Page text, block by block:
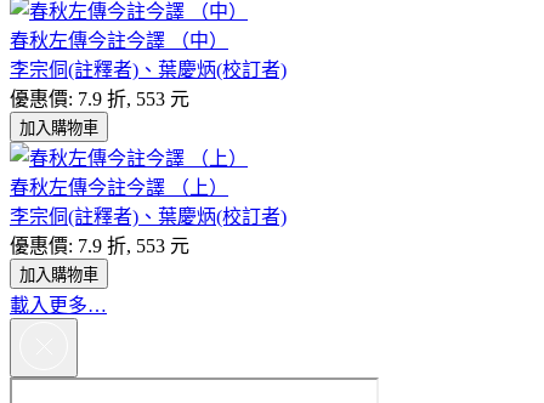
春秋左傳今註今譯 （中）
李宗侗(註釋者)、葉慶炳(校訂者)
優惠價: 7.9 折, 553 元
加入購物車
春秋左傳今註今譯 （上）
李宗侗(註釋者)、葉慶炳(校訂者)
優惠價: 7.9 折, 553 元
加入購物車
載入更多…